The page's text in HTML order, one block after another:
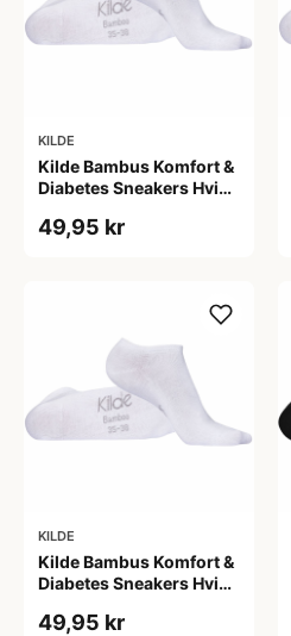
KILDE
Kilde Bambus Komfort &
Diabetes Sneakers Hvid
49,95 kr
KILDE
Kilde Bambus Komfort &
Diabetes Sneakers Hvid
49,95 kr